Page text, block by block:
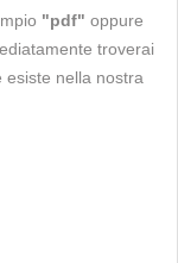
"pdf" oppure
troverai
esiste nella nostra